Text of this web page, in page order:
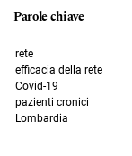
Parole chiave
rete
efficacia della rete
Covid-19
pazienti cronici
Lombardia